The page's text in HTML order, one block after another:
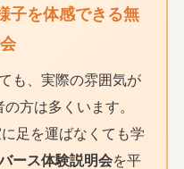
子を体感できる無
も、実際の雰囲気が
方は多くいます。
足を運ばなくても学
ース体験説明会を平